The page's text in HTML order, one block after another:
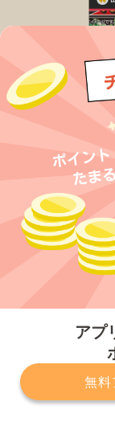
アプ
無料
プライバ
サービスに関